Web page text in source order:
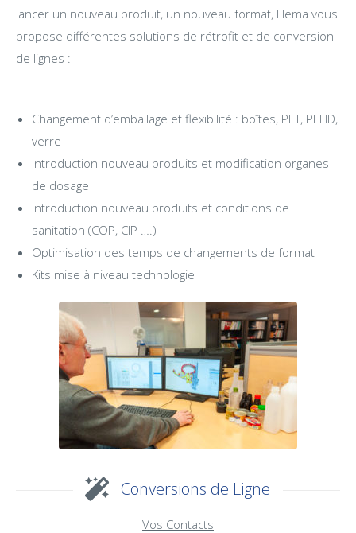
lancer un nouveau produit, un nouveau format, Hema vous
propose différentes solutions de rétrofit et de conversion
de lignes :
Changement d’emballage et flexibilité : boîtes, PET, PEHD,
verre
Introduction nouveau produits et modification organes
de dosage
Introduction nouveau produits et conditions de
sanitation (COP, CIP ….)
Optimisation des temps de changements de format
Kits mise à niveau technologie
Conversions de Ligne
Vos Contacts